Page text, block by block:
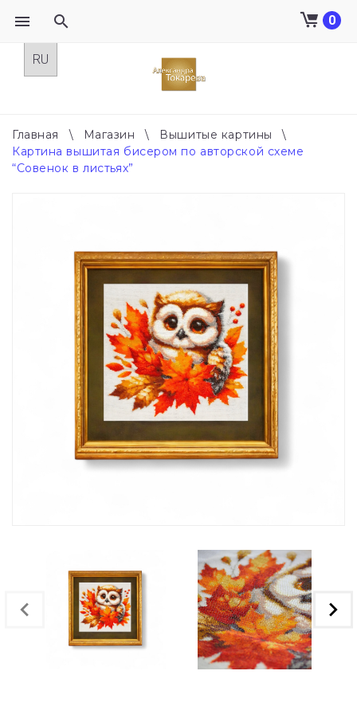
0
Главная \ Магазин \ Вышитые картины
\
Картина вышитая бисером по авторской схеме
“Совенок в листьях”